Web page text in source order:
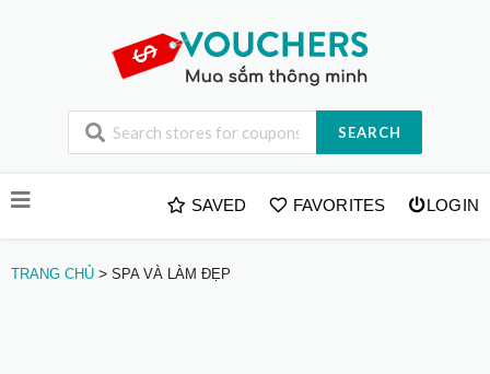
SEARCH
to
SAVED FAVORITES LOGIN
TRANG CHỦ > SPA VÀ LÀM ĐẸP